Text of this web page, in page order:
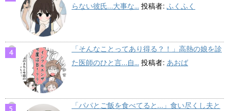
らない彼氏…大事な... 投稿者: ふくふく
「そんなことってあり得る？！」高熱の娘を診
た医師のひと言…自... 投稿者: あおば
「パパとご飯を食べてると…」食い尽くし夫と